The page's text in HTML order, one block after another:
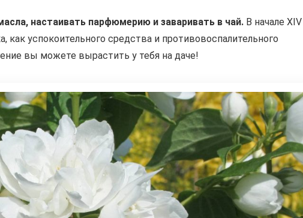
настаивать парфюмерию и заваривать в чай. В начале XIV
успокоительного средства и противовоспалительного
вы можете вырастить у тебя на даче!